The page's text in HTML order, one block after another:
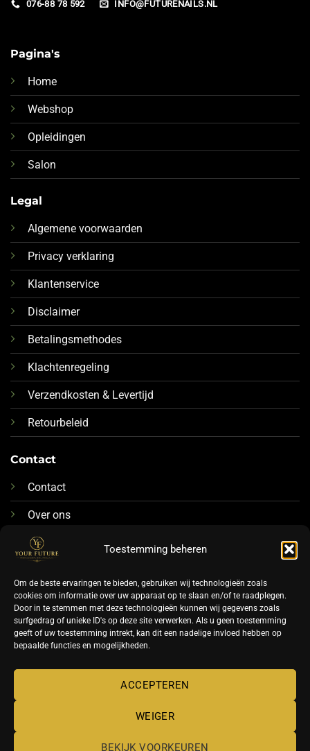
Toestemming beheren
Om de beste ervaringen te bieden, gebruiken wij technologieën zoals
cookies om informatie over uw apparaat op te slaan en/of te raadplegen.
Door in te stemmen met deze technologieën kunnen wij gegevens zoals
surfgedrag of unieke ID's op deze site verwerken. Als u geen toestemming
geeft of uw toestemming intrekt, kan dit een nadelige invloed hebben op
bepaalde functies en mogelijkheden.
ACCEPTEREN
WEIGER
BEKIJK VOORKEUREN
076-88 78 592 INFO@FUTURENAILS.NL
Pagina's
Home
Webshop
Opleidingen
Salon
Legal
Algemene voorwaarden
Privacy verklaring
Klantenservice
Disclaimer
Betalingsmethodes
Klachtenregeling
Verzendkosten & Levertijd
Retourbeleid
Contact
Contact
Over ons
076-88 78 592
2026 UX Themes